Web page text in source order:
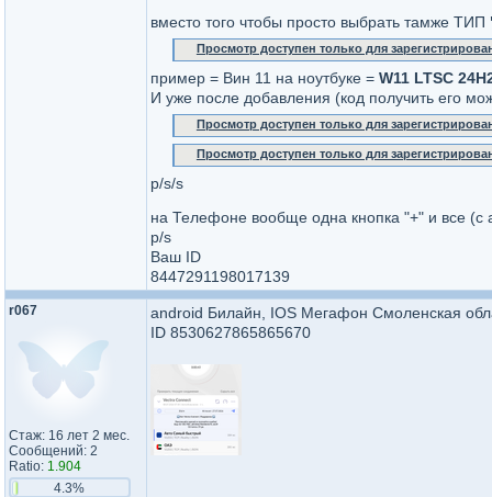
вместо того чтобы просто выбрать тамже ТИП
Просмотр доступен только для
пример = Вин 11 на ноутбуке = W11 LTSC
И уже после добавления (код получить его
Просмотр доступен только для
Просмотр доступен только для
p/s/s
на Телефоне вообще одна кнопка "+" и все
p/s
Ваш ID
8447291198017139
r067
Стаж: 16 лет 2 мес.
Сообщений: 2
Ratio: 1.904
4.3%
android Билайн, IOS Мегафон Смоленская
ID 8530627865865670